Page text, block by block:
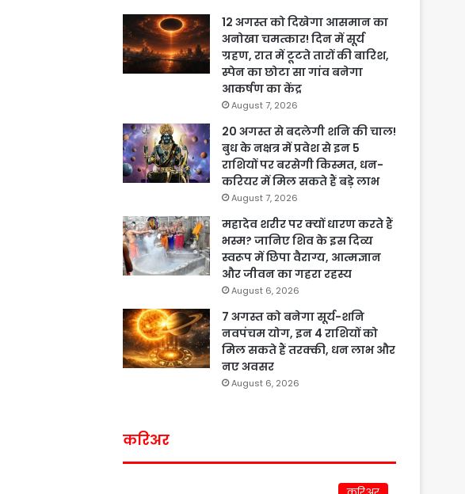
12 अगस्त को दिखेगा आसमान का
अनोखा चमत्कार! दिन में सूर्य
ग्रहण, रात में टूटते तारों की बारिश,
स्पेन का छोटा सा गांव बनेगा
आकर्षण का केंद्र
August 7, 2026
20 अगस्त से बदलेगी शनि की चाल!
बुध के नक्षत्र में प्रवेश से इन 5
राशियों पर बरसेगी किस्मत, धन-
करियर में मिल सकते हैं बड़े लाभ
August 7, 2026
महादेव शरीर पर क्यों धारण करते हैं
भस्म? जानिए शिव के इस दिव्य
स्वरूप में छिपा वैराग्य, आत्मज्ञान
और जीवन का गहरा रहस्य
August 6, 2026
7 अगस्त को बनेगा सूर्य-शनि
नवपंचम योग, इन 4 राशियों को
मिल सकते हैं तरक्की, धन लाभ और
नए अवसर
August 6, 2026
करिअर